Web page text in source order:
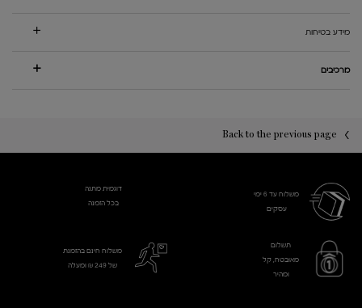
מידע בטיחות
מרכיבים
Back to the previous page
משלוח עד 6 ימי
עסקים​
דוגמית מתנה
בכל הזמנה
תשלום
מאובטח, קל
ומהיר
משלוח חינם בהזמנת
של 249 ₪ ומעלה